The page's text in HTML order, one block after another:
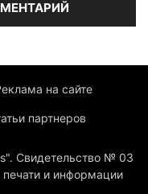
на сайте
партнеров
Свидетельство № 03
и информации